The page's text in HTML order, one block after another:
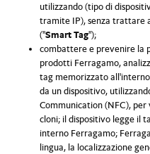
utilizzando (tipo di
tramite IP), senza trattare
("Smart Tag");
combattere e prevenire la
prodotti Ferragamo,
tag memorizzato
da un dispositivo,
Communication (NFC),
cloni; il dispositivo legge il
interno Ferragamo;
lingua, la localizzazione